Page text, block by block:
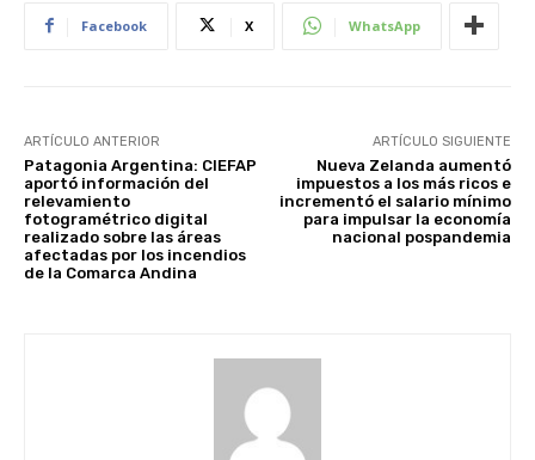
Facebook X WhatsApp
ARTÍCULO ANTERIOR
Patagonia Argentina: CIEFAP
aportó información del
relevamiento
fotogramétrico digital
realizado sobre las áreas
afectadas por los incendios
de la Comarca Andina
ARTÍCULO SIGUIENTE
Nueva Zelanda aumentó
impuestos a los más ricos e
incrementó el salario mínimo
para impulsar la economía
nacional pospandemia